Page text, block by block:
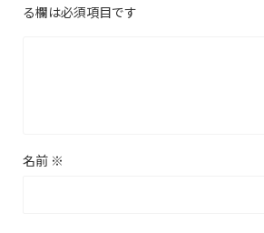
る欄は必須項目です
名前 ※